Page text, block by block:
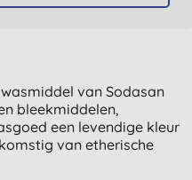
van Sodasan
bleekmiddelen,
een levendige kleur
van etherische